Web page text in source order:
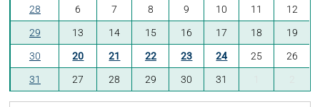
28 6 7 8 9 10 11 12
29 13 14 15 16 17 18 19
30 20 21 22 23 24 25 26
31 27 28 29 30 31